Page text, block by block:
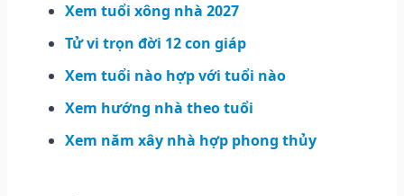
Xem tuổi xông nhà 2027
Tử vi trọn đời 12 con giáp
Xem tuổi nào hợp với tuổi nào
Xem hướng nhà theo tuổi
Xem năm xây nhà hợp phong thủy